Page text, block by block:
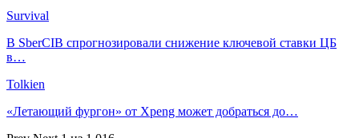
Survival
В SberCIB спрогнозировали снижение ключевой ставки ЦБ
в…
Tolkien
«Летающий фургон» от Xpeng может добраться до…